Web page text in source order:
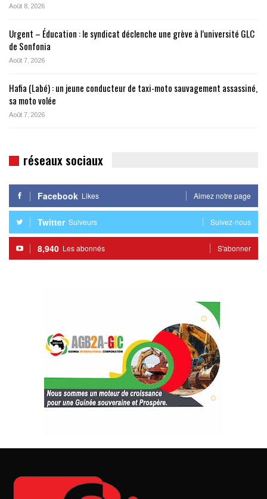
Août 8, 2026
Urgent – Éducation : le syndicat déclenche une grève à l’université GLC
de Sonfonia
Août 7, 2026
Hafia (Labé) : un jeune conducteur de taxi-moto sauvagement assassiné,
sa moto volée
Août 7, 2026
réseaux sociaux
Facebook Likes Aimez notre page
Twitter Suiveurs Suivez-nous
8,940 Les abonnés S'abonner